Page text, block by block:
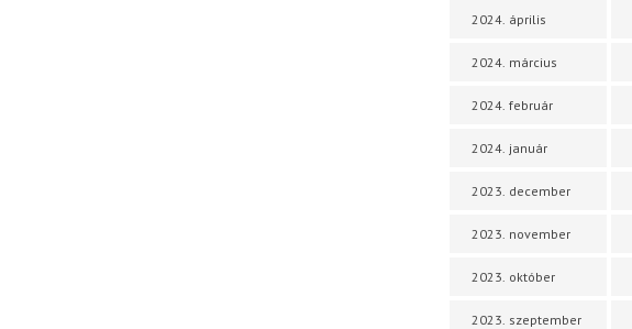
2024. április
2024. március
2024. február
2024. január
2023. december
2023. november
2023. október
2023. szeptember